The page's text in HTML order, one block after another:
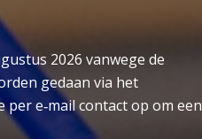
2026 vanwege de
gedaan via het
per e‑mail contact op om een